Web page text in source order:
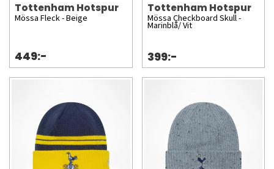
Tottenham Hotspur
Mössa Fleck - Beige
449:-
Tottenham Hotspur
Mössa Checkboard Skull -
Marinblå/ Vit
399:-